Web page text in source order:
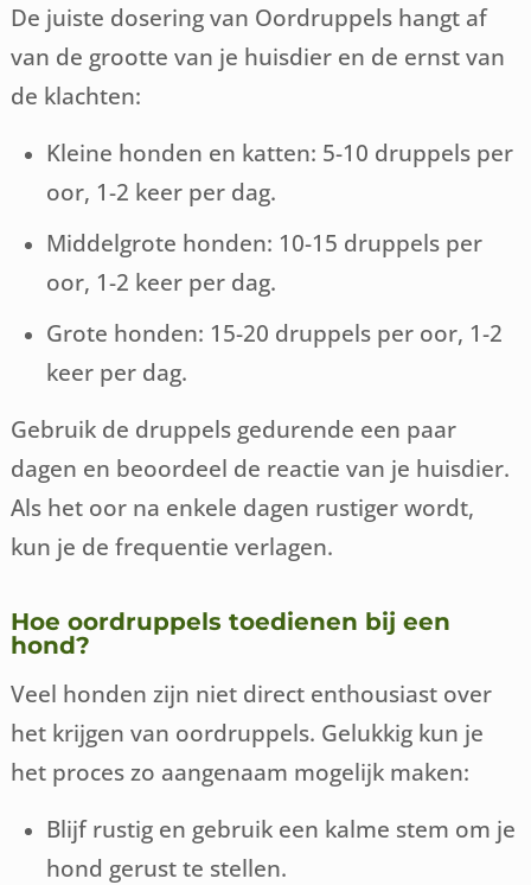
De juiste dosering van Oordruppels hangt af
van de grootte van je huisdier en de ernst van
de klachten:
Kleine honden en katten: 5-10 druppels per
oor, 1-2 keer per dag.
Middelgrote honden: 10-15 druppels per
oor, 1-2 keer per dag.
Grote honden: 15-20 druppels per oor, 1-2
keer per dag.
Gebruik de druppels gedurende een paar
dagen en beoordeel de reactie van je huisdier.
Als het oor na enkele dagen rustiger wordt,
kun je de frequentie verlagen.
Hoe oordruppels toedienen bij een
hond?
Veel honden zijn niet direct enthousiast over
het krijgen van oordruppels. Gelukkig kun je
het proces zo aangenaam mogelijk maken:
Blijf rustig en gebruik een kalme stem om je
hond gerust te stellen.